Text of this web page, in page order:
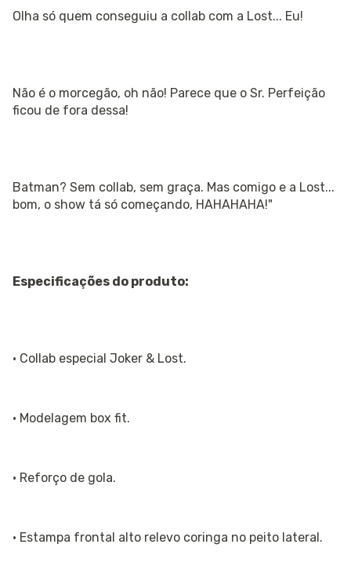
Olha só quem conseguiu a collab com a Lost... Eu!
Não é o morcegão, oh não! Parece que o Sr. Perfeição
ficou de fora dessa!
Batman? Sem collab, sem graça. Mas comigo e a Lost...
bom, o show tá só começando, HAHAHAHA!"
Especificações do produto:
· Collab especial Joker & Lost.
· Modelagem box fit.
· Reforço de gola.
· Estampa frontal alto relevo coringa no peito lateral.